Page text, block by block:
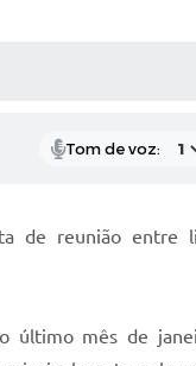
Tom de voz:
reunião entre
último mês de